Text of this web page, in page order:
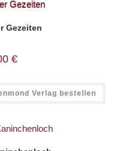
Gezeiten
€
Verlag bestellen